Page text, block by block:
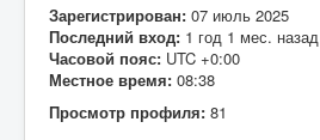
Зарегистрирован: 07 июль 2025
Последний вход: 1 год 1 мес. назад
Часовой пояс: UTC +0:00
Местное время: 08:38
Просмотр профиля: 81